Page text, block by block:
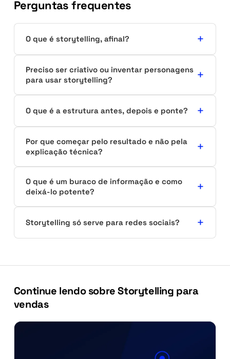
Perguntas frequentes
O que é storytelling, afinal?
Preciso ser criativo ou inventar personagens
para usar storytelling?
O que é a estrutura antes, depois e ponte?
Por que começar pelo resultado e não pela
explicação técnica?
O que é um buraco de informação e como
deixá-lo potente?
Storytelling só serve para redes sociais?
Continue lendo sobre Storytelling para
vendas